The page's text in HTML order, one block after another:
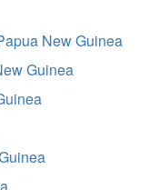
New Guinea
Guinea